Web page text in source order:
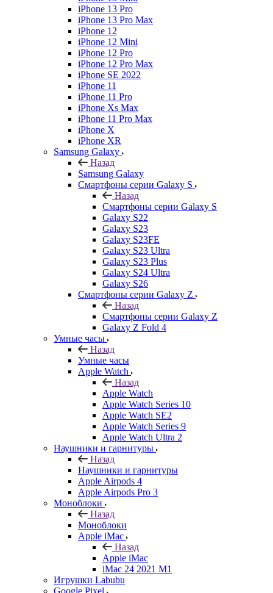
iPhone 13 Pro
iPhone 13 Pro Max
iPhone 12
iPhone 12 Mini
iPhone 12 Pro
iPhone 12 Pro Max
iPhone SE 2022
iPhone 11
iPhone 11 Pro
iPhone Xs Max
iPhone 11 Pro Max
iPhone X
iPhone XR
Samsung Galaxy
Назад
Samsung Galaxy
Смартфоны серии Galaxy S
Назад
Смартфоны серии Galaxy S
Galaxy S22
Galaxy S23
Galaxy S23FE
Galaxy S23 Ultra
Galaxy S23 Plus
Galaxy S24 Ultra
Galaxy S26
Смартфоны серии Galaxy Z
Назад
Смартфоны серии Galaxy Z
Galaxy Z Fold 4
Умные часы
Назад
Умные часы
Apple Watch
Назад
Apple Watch
Apple Watch Series 10
Apple Watch SE2
Apple Watch Series 9
Apple Watch Ultra 2
Наушники и гарнитуры
Назад
Наушники и гарнитуры
Apple Airpods 4
Apple Airpods Pro 3
Моноблоки
Назад
Моноблоки
Apple iMac
Назад
Apple iMac
iMac 24 2021 M1
Игрушки Labubu
Google Pixel